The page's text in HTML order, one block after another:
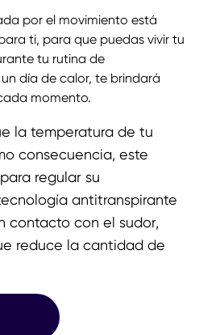
por el movimiento está
ti, para que puedas vivir tu
tu rutina de
día de calor, te brindará
momento.
la temperatura de tu
consecuencia, este
regular su
antitranspirante
contacto con el sudor,
reduce la cantidad de